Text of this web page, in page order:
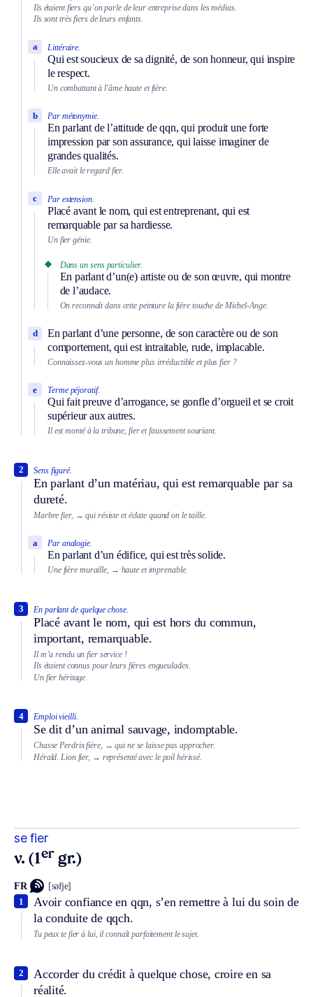
Ils étaient fiers qu’on parle de leur entreprise dans les médias.
Ils sont très fiers de leurs enfants.
Littéraire.
Qui est soucieux de sa dignité, de son honneur, qui inspire
le respect.
a
Un combattant à l'âme haute et fière.
Par métonymie.
En parlant de l’attitude de qqn, qui produit une forte
impression par son assurance, qui laisse imaginer de
grandes qualités.
b
Elle avait le regard fier.
Par extension.
Placé avant le nom, qui est entreprenant, qui est
remarquable par sa hardiesse.
c
Un fier génie.
Dans un sens particulier.
En parlant d’un(e) artiste ou de son œuvre, qui montre
de l’audace.
On reconnaît dans cette peinture la fière touche de Michel-Ange.
En parlant d’une personne, de son caractère ou de son
comportement, qui est intraitable, rude, implacable.
d
Connaissez-vous un homme plus irréductible et plus fier ?
Terme péjoratif.
Qui fait preuve d’arrogance, se gonfle d’orgueil et se croit
supérieur aux autres.
e
Il est monté à la tribune, fier et faussement souriant.
Sens figuré.
En parlant d’un matériau, qui est remarquable par sa
dureté.
2
Marbre fier, → qui résiste et éclate quand on le taille.
Par analogie.
En parlant d’un édifice, qui est très solide.
a
Une fière muraille, → haute et imprenable.
En parlant de quelque chose.
Placé avant le nom, qui est hors du commun,
important, remarquable.
3
Il m’a rendu un fier service !
Ils étaient connus pour leurs fières engueulades.
Un fier héritage.
Emploi vieilli.
Se dit d’un animal sauvage, indomptable.
4
Chasse Perdrix fière, → qui ne se laisse pas approcher.
Hérald. Lion fier, → représenté avec le poil hérissé.
se fier
v. (1er gr.)
FR [səfje]
Avoir confiance en qqn, s’en remettre à lui du soin de
la conduite de qqch.
1
Tu peux te fier à lui, il connaît parfaitement le sujet.
Accorder du crédit à quelque chose, croire en sa
réalité.
2